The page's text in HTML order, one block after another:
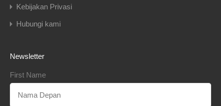
Kebijakan Privasi
Hubungi kami
Newsletter
First Name